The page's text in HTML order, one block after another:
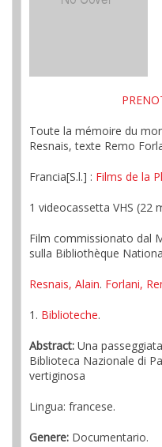
Toute la mémoire du
Resnais, texte Remo
Francia[S.l.] : Films de la
1 videocassetta VHS (22
Film commissionato dal
sulla Bibliothèque
Resnais, Alain. Forlani,
1. Biblioteche.
Abstract: Una
Biblioteca Nazionale di
vertiginosa
Lingua: francese.
Genere: Documentario.